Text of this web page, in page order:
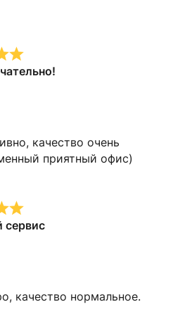
качество очень
приятный офис)
качество нормальное.